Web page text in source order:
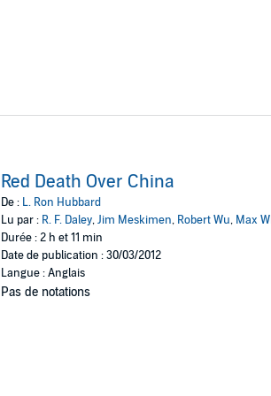
Red Death Over China
De : L. Ron Hubbard
Lu par : R. F. Daley,Jim Meskimen, Robert Wu, Max
Durée : 2 h et 11 min
Date de publication : 30/03/2012
Langue : Anglais
Pas de notations